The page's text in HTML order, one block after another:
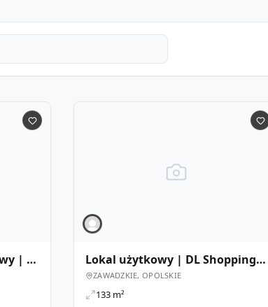
Przestronny lokal handlowy | DL Shopping Park Siemianowice Śląskie II Lokal użytkowy | DL Shopping Park Zawadzkie
ZAWADZKIE, OPOLSKIE
133 m²